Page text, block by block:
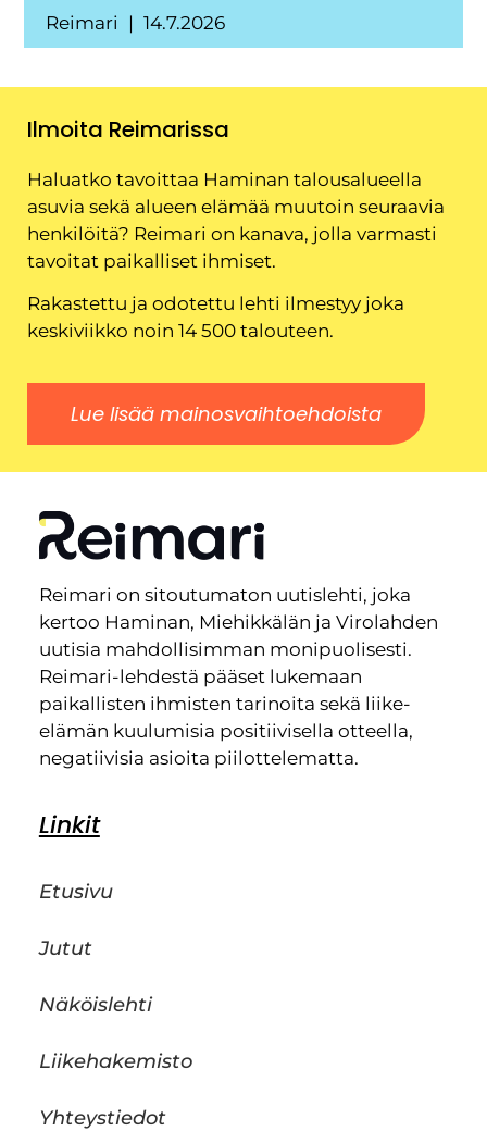
Reimari 14.7.2026
Ilmoita Reimarissa
Haluatko tavoittaa Haminan talousalueella
asuvia sekä alueen elämää muutoin seuraavia
henkilöitä? Reimari on kanava, jolla varmasti
tavoitat paikalliset ihmiset.
Rakastettu ja odotettu lehti ilmestyy joka
keskiviikko noin 14 500 talouteen.
Lue lisää mainosvaihtoehdoista
Reimari on sitoutumaton uutislehti, joka
kertoo Haminan, Miehikkälän ja Virolahden
uutisia mahdollisimman monipuolisesti.
Reimari-lehdestä pääset lukemaan
paikallisten ihmisten tarinoita sekä liike-
elämän kuulumisia positiivisella otteella,
negatiivisia asioita piilottelematta.
Linkit
Etusivu
Jutut
Näköislehti
Liikehakemisto
Yhteystiedot